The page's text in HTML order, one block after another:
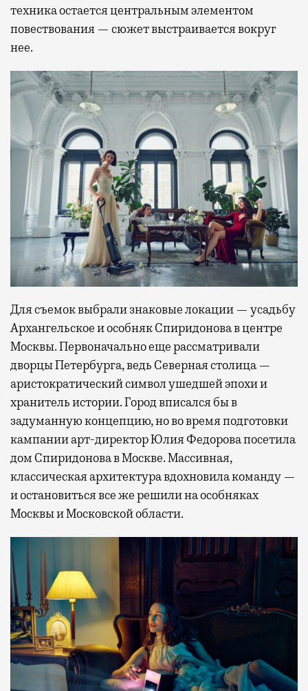
техника остается центральным элементом
повествования — сюжет выстраивается вокруг
нее.
Для съемок выбрали знаковые локации — усадьбу
Архангельское и особняк Спиридонова в центре
Москвы. Первоначально еще рассматривали
дворцы Петербурга, ведь Северная столица —
аристократический символ ушедшей эпохи и
хранитель истории. Город вписался бы в
задуманную концепцию, но во время подготовки
кампании арт-директор Юлия Федорова посетила
дом Спиридонова в Москве. Массивная,
классическая архитектура вдохновила команду —
и остановиться все же решили на особняках
Москвы и Московской области.